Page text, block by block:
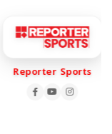
Reporter Sports